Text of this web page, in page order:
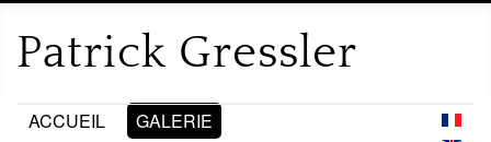
ACCUEIL
GALERIE